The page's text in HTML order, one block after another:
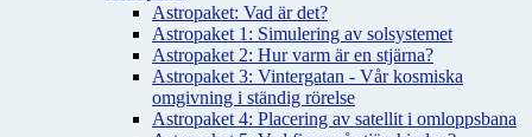
Astropaket: Vad är det?
Astropaket 1: Simulering av solsystemet
Astropaket 2: Hur varm är en stjärna?
Astropaket 3: Vintergatan - Vår kosmiska
omgivning i ständig rörelse
Astropaket 4: Placering av satellit i omloppsbana